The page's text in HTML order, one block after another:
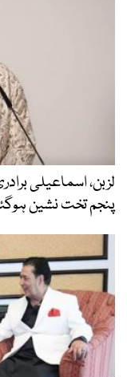
پنجم تخت نشین